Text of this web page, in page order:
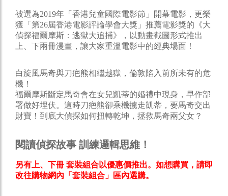
被選為2019年「香港兒童國際電影節」開幕電影，更榮
獲「第26屆香港電影評論學會大獎」推薦電影獎的《大
偵探福爾摩斯：逃獄大追捕》，以動畫截圖形式推出
上、下兩冊漫畫，讓大家重溫電影中的經典場面！
白旋風馬奇與刀疤熊相繼越獄，倫敦陷入前所未有的危
機！
福爾摩斯斷定馬奇會在女兒凱蒂的婚禮中現身，早作部
署做好埋伏。這時刀疤熊卻乘機擄走凱蒂，要馬奇交出
財寶！到底大偵探如何扭轉乾坤，拯救馬奇兩父女？
閱讀偵探故事 訓練邏輯思維！
另有上、下冊 套裝組合以優惠價推出。如想購買，請即
改往購物網內「套裝組合」區內選購。